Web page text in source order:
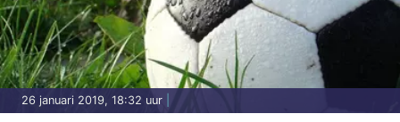
26 januari 2019, 18:32 uur